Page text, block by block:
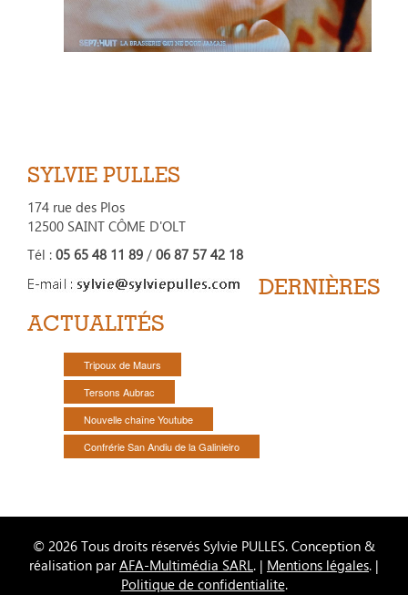
SYLVIE PULLES
174 rue des Plos
12500 SAINT CÔME D'OLT
Tél : 05 65 48 11 89 / 06 87 57 42 18
DERNIÈRES
ACTUALITÉS
Tripoux de Maurs
Tersons Aubrac
Nouvelle chaîne Youtube
Confrérie San Andiu de la Galinieiro
© 2026 Tous droits réservés Sylvie PULLES. Conception &
réalisation parAFA-Multimédia SARL. | Mentions légales. |
Politique de confidentialite.